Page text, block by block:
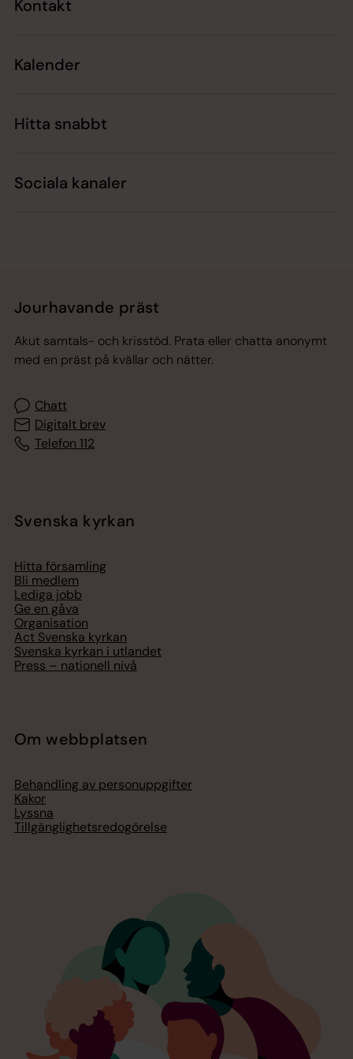
Kontakt
Kalender
Hitta snabbt
Sociala kanaler
Jourhavande präst
Akut samtals- och krisstöd. Prata eller chatta anonymt
med en präst på kvällar och nätter.
Chatt
Digitalt brev
Telefon 112
Svenska kyrkan
Hitta församling
Bli medlem
Lediga jobb
Ge en gåva
Organisation
Act Svenska kyrkan
Svenska kyrkan i utlandet
Press – nationell nivå
Om webbplatsen
Behandling av personuppgifter
Kakor
Lyssna
Tillgänglighetsredogörelse